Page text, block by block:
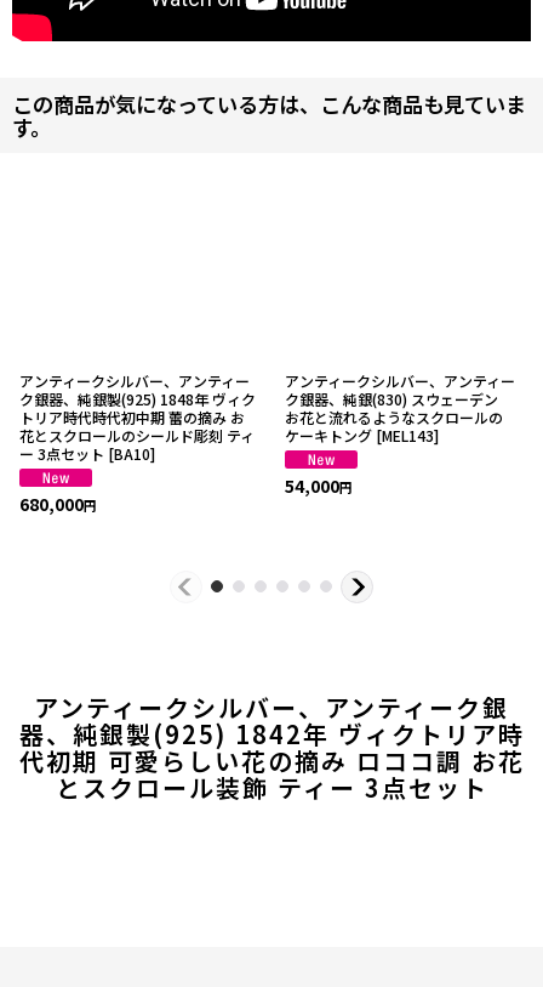
アンティークシルバー、アンティーク銀
器、純銀製(925) 1842年 ヴィクトリア時
代初期 可愛らしい花の摘み ロココ調 お花
とスクロール装飾 ティー 3点セット
この商品が気になっている方は、こんな商品も見ていま
す。
アンティークシルバー、アンティー
ク銀器、純銀製(925) 1848年 ヴィク
トリア時代時代初中期 蕾の摘み お
花とスクロールのシールド彫刻 ティ
ー 3点セット [BA10]
680,000円
アンティークシルバー、アンティー
ク銀器、純銀(830) スウェーデン
お花と流れるようなスクロールの
ケーキトング [MEL143]
54,000円